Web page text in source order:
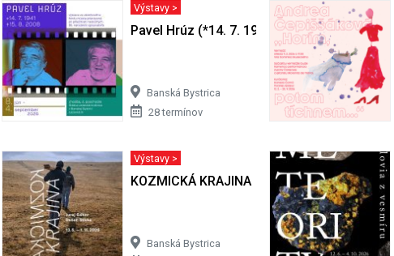
Výstavy >
Pavel Hrúz (*14. 7. 1941 + 15. 8. 2008)
Banská Bystrica
28 termínov
Výstavy >
KOZMICKÁ KRAJINA
Banská Bystrica